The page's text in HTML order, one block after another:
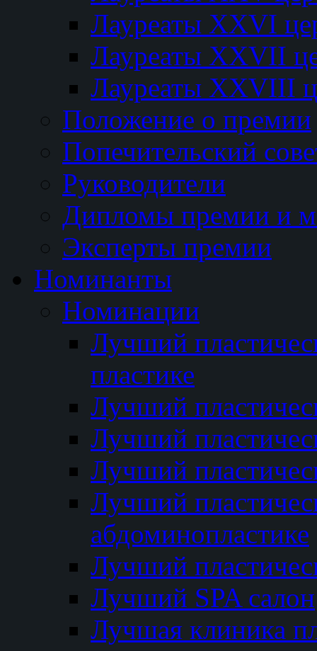
Лауреаты XXVI
Лауреаты XXVII
Лауреаты XXVIII
Положение о премии
Попечительский
Руководители
Дипломы премии и
Эксперты премии
Номинанты
Номинации
Лучший
пластике
Лучший
Лучший
Лучший
Лучший
абдоминопластике
Лучший
Лучший SPA салон
Лучшая клиника